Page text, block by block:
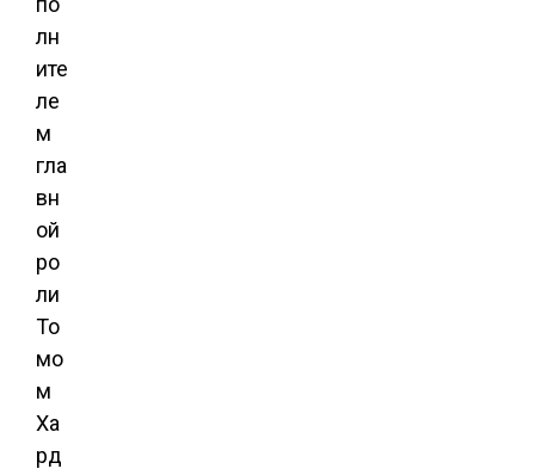
лн
ите
ле
м
гла
вн
ой
ро
ли
То
мо
м
Ха
рд